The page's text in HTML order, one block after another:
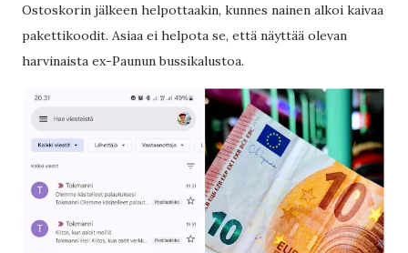
Ostoskorin jälkeen helpottaakin, kunnes nainen alkoi kaivaa
pakettikoodit. Asiaa ei helpota se, että näyttää olevan
harvinaista ex-Paunun bussikalustoa.